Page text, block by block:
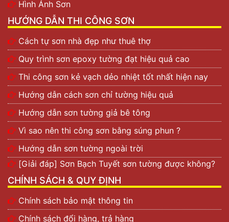
Hình Ảnh Sơn
HƯỚNG DẪN THI CÔNG SƠN
Cách tự sơn nhà đẹp như thuê thợ
Quy trình sơn epoxy tường đạt hiệu quả cao
Thi công sơn kẻ vạch dẻo nhiệt tốt nhất hiện nay
Hướng dẫn cách sơn chỉ tường hiệu quả
Hướng dẫn sơn tường giả bê tông
Vì sao nên thi công sơn bằng súng phun ?
Hướng dẫn sơn tường ngoài trời
[Giải đáp] Sơn Bạch Tuyết sơn tường được không?
CHÍNH SÁCH & QUY ĐỊNH
Chính sách bảo mật thông tin
Chính sách đổi hàng, trả hàng